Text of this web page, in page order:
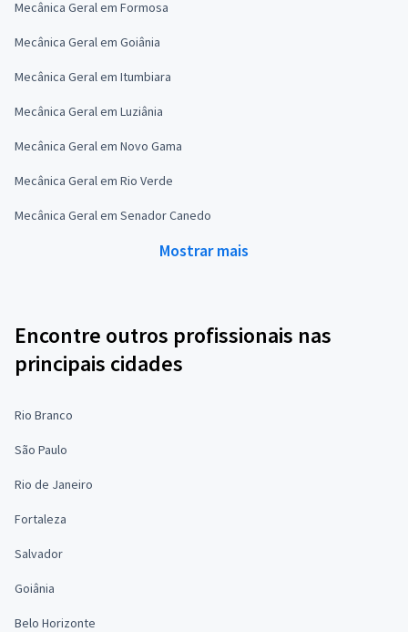
Mecânica Geral em Formosa
Mecânica Geral em Goiânia
Mecânica Geral em Itumbiara
Mecânica Geral em Luziânia
Mecânica Geral em Novo Gama
Mecânica Geral em Rio Verde
Mecânica Geral em Senador Canedo
Mostrar mais
Encontre outros profissionais nas
principais cidades
Rio Branco
São Paulo
Rio de Janeiro
Fortaleza
Salvador
Goiânia
Belo Horizonte